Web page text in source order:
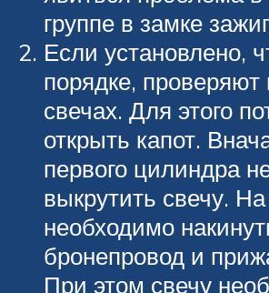
группе в замке
Если установлено,
порядке, проверяют
свечах. Для этого
открыть капот.
первого цилиндра
выкрутить свечу.
необходимо
бронепровод и
При этом свечу